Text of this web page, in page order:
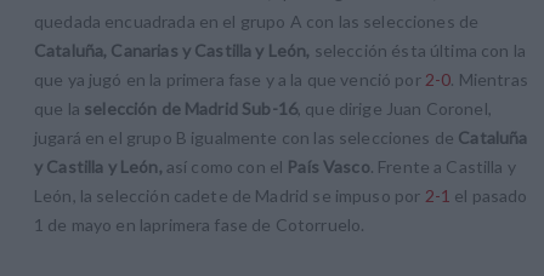
quedada encuadrada en el grupo A con las selecciones de
Cataluña, Canarias y Castilla y León, selección ésta última con la
que ya jugó en la primera fase y a la que venció por 2-0. Mientras
que la selección de Madrid Sub-16, que dirige Juan Coronel,
jugará en el grupo B igualmente con las selecciones de Cataluña
y Castilla y León, así como con el País Vasco. Frente a Castilla y
León, la selección cadete de Madrid se impuso por 2-1 el pasado
1 de mayo en laprimera fase de Cotorruelo.